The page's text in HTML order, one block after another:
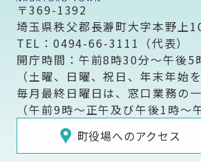
〒369-1392
埼玉県秩父郡長瀞町大字本野上
TEL：0494-66-3111（代表）
開庁時間：午前8時30分～午後5
（土曜、日曜、祝日、年末年始を
毎月最終日曜日は、窓口業務の
（午前9時～正午及び午後1時～
町役場へのアクセス